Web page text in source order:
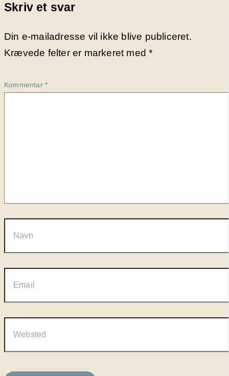
Skriv et svar
Din e-mailadresse vil ikke blive publiceret.
Krævede felter er markeret med*
Kommentar *